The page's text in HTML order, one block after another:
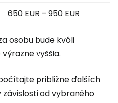
650 EUR – 950 EUR
osobu bude kvôli
vyššia.
približne ďalších
závislosti od vybraného